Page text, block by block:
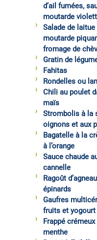
d’ail fumées,
moutarde
Salade de
moutarde
fromage de
Gratin de
Fahitas
Rondelles ou
Chili au poulet
maïs
Strombolis à la
oignons et aux
Bagatelle à la
à l’orange
Sauce chaude
cannelle
Ragoût
épinards
Gaufres
fruits et yogourt
Frappé
menthe